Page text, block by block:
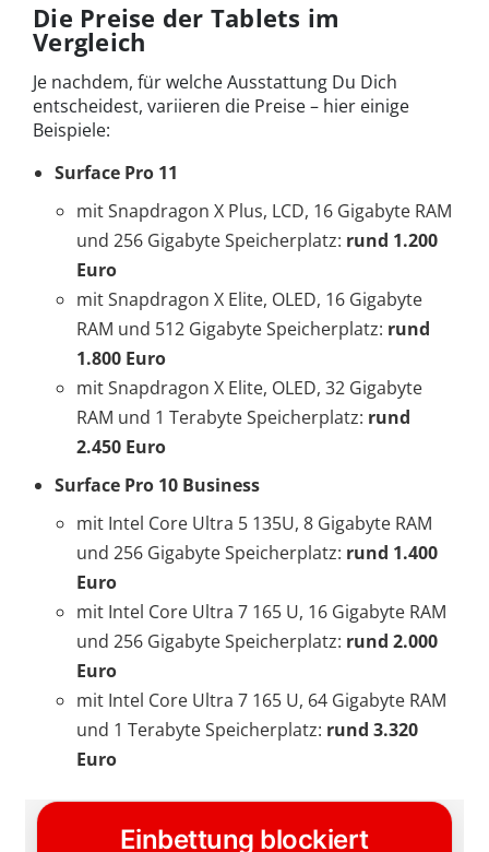
Die Preise der Tablets im
Vergleich
Je nachdem, für welche Ausstattung Du Dich
entscheidest, variieren die Preise – hier einige
Beispiele:
Surface Pro 11
mit Snapdragon X Plus, LCD, 16 Gigabyte RAM
und 256 Gigabyte Speicherplatz: rund 1.200
Euro
mit Snapdragon X Elite, OLED, 16 Gigabyte
RAM und 512 Gigabyte Speicherplatz: rund
1.800 Euro
mit Snapdragon X Elite, OLED, 32 Gigabyte
RAM und 1 Terabyte Speicherplatz: rund
2.450 Euro
Surface Pro 10 Business
mit Intel Core Ultra 5 135U, 8 Gigabyte RAM
und 256 Gigabyte Speicherplatz: rund 1.400
Euro
mit Intel Core Ultra 7 165 U, 16 Gigabyte RAM
und 256 Gigabyte Speicherplatz: rund 2.000
Euro
mit Intel Core Ultra 7 165 U, 64 Gigabyte RAM
und 1 Terabyte Speicherplatz: rund 3.320
Euro